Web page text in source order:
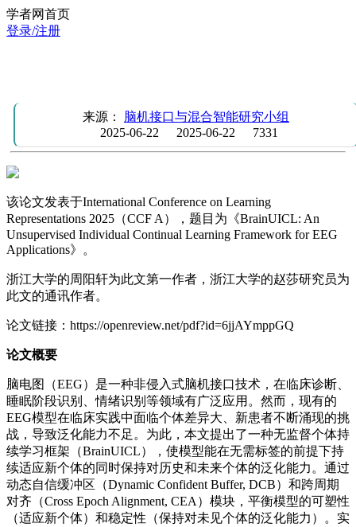
学者网首页
登录/注册
来源： 脑机接口与混合智能研究小组
2025-06-22
2025-06-22 7331
该论文发表于International Conference on Learning
Representations 2025（CCF A），题目为《BrainUICL: An
Unsupervised Individual Continual Learning Framework for EEG
Applications》。
浙江大学的周阳轩为此文第一作者，浙江大学的赵莎研究员为
此文的通讯作者。
论文链接：https://openreview.net/pdf?id=6jjAYmppGQ
论文概要
脑电图（EEG）是一种非侵入式脑机接口技术，在临床诊断、
睡眠阶段识别、情绪识别等领域有广泛应用。然而，现有的
EEG模型在临床实践中面临个体差异大、新患者不断涌现的挑
战，导致泛化能力不足。为此，本文提出了一种无监督个体持
续学习框架（BrainUICL），使模型能在无需标签的前提下持
续适应新个体的同时保持对历史和未来个体的泛化能力。通过
动态自信缓冲区（Dynamic Confident Buffer, DCB）和跨周期
对齐（Cross Epoch Alignment, CEA）模块，平衡模型的可塑性
（适应新个体）和稳定性（保持对未见个体的泛化能力）。实